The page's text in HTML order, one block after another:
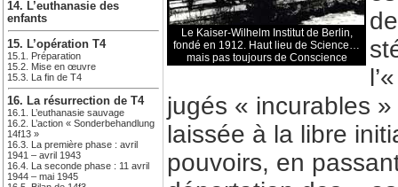
14. L’euthanasie des
enfants
15. L’opération T4
15.1. Préparation
15.2. Mise en œuvre
15.3. La fin de T4
16. La résurrection de T4
16.1. L’euthanasie sauvage
16.2. L’action « Sonderbehandlung
14f13 »
16.3. La première phase : avril
1941 – avril 1943
16.4. La seconde phase : 11 avril
1944 – mai 1945
Le Kaiser-Wilhelm Institut de Berlin,
fondé en 1912. Haut lieu de Science…
mais pas toujours de Conscience
jugés « incurables
laissée à la libre
pouvoirs, en